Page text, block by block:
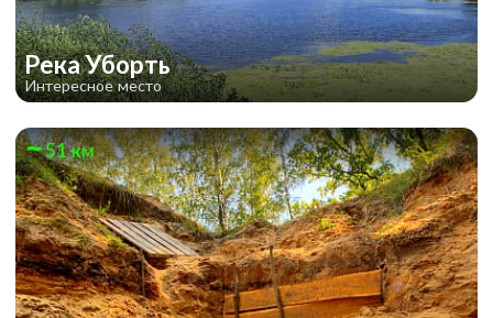
Река Уборть
Интересное место
51 км